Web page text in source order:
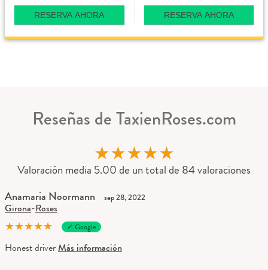
RESERVA AHORA RESERVA AHORA
Reseñas de TaxienRoses.com
★★★★★
Valoración media 5.00 de un total de 84 valoraciones
Anamaria Noormann sep 28, 2022
Girona-Roses
★★★★★ ✓ Google
Honest driverMás información